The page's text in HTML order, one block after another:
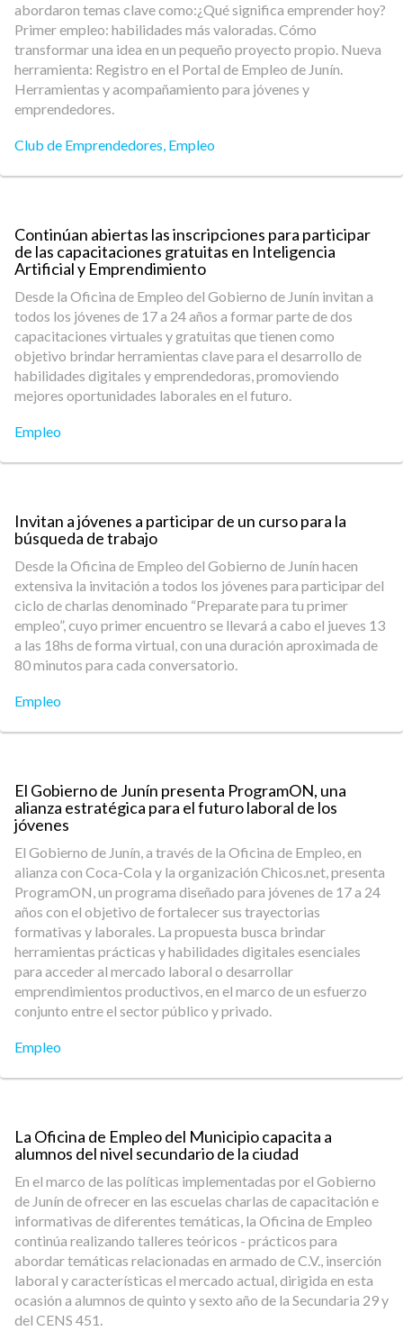
abordaron temas clave como:¿Qué significa emprender hoy?
Primer empleo: habilidades más valoradas. Cómo
transformar una idea en un pequeño proyecto propio. Nueva
herramienta: Registro en el Portal de Empleo de Junín.
Herramientas y acompañamiento para jóvenes y
emprendedores.
Club de Emprendedores, Empleo
Continúan abiertas las inscripciones para participar
de las capacitaciones gratuitas en Inteligencia
Artificial y Emprendimiento
Desde la Oficina de Empleo del Gobierno de Junín invitan a
todos los jóvenes de 17 a 24 años a formar parte de dos
capacitaciones virtuales y gratuitas que tienen como
objetivo brindar herramientas clave para el desarrollo de
habilidades digitales y emprendedoras, promoviendo
mejores oportunidades laborales en el futuro.
Empleo
Invitan a jóvenes a participar de un curso para la
búsqueda de trabajo
Desde la Oficina de Empleo del Gobierno de Junín hacen
extensiva la invitación a todos los jóvenes para participar del
ciclo de charlas denominado “Preparate para tu primer
empleo”, cuyo primer encuentro se llevará a cabo el jueves 13
a las 18hs de forma virtual, con una duración aproximada de
80 minutos para cada conversatorio.
Empleo
El Gobierno de Junín presenta ProgramON, una
alianza estratégica para el futuro laboral de los
jóvenes
El Gobierno de Junín, a través de la Oficina de Empleo, en
alianza con Coca-Cola y la organización Chicos.net, presenta
ProgramON, un programa diseñado para jóvenes de 17 a 24
años con el objetivo de fortalecer sus trayectorias
formativas y laborales. La propuesta busca brindar
herramientas prácticas y habilidades digitales esenciales
para acceder al mercado laboral o desarrollar
emprendimientos productivos, en el marco de un esfuerzo
conjunto entre el sector público y privado.
Empleo
La Oficina de Empleo del Municipio capacita a
alumnos del nivel secundario de la ciudad
En el marco de las políticas implementadas por el Gobierno
de Junín de ofrecer en las escuelas charlas de capacitación e
informativas de diferentes temáticas, la Oficina de Empleo
continúa realizando talleres teóricos - prácticos para
abordar temáticas relacionadas en armado de C.V., inserción
laboral y características el mercado actual, dirigida en esta
ocasión a alumnos de quinto y sexto año de la Secundaria 29 y
del CENS 451.